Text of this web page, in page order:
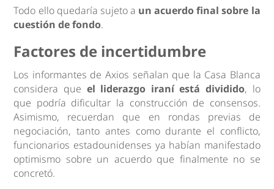
Todo ello quedaría sujeto a un acuerdo final sobre la
cuestión de fondo.
Factores de incertidumbre
Los informantes de Axios señalan que la Casa Blanca
considera que el liderazgo iraní está dividido, lo
que podría dificultar la construcción de consensos.
Asimismo, recuerdan que en rondas previas de
negociación, tanto antes como durante el conflicto,
funcionarios estadounidenses ya habían manifestado
optimismo sobre un acuerdo que finalmente no se
concretó.